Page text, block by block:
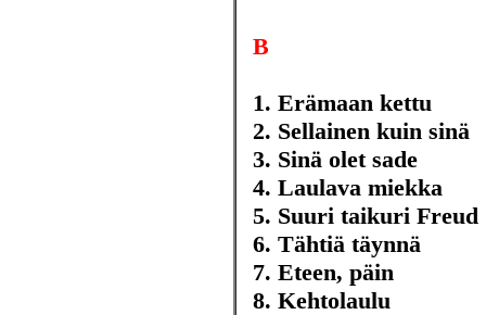
B
1. Erämaan kettu
2. Sellainen kuin sinä
3. Sinä olet sade
4. Laulava miekka
5. Suuri taikuri Freud
6. Tähtiä täynnä
7. Eteen, päin
8. Kehtolaulu